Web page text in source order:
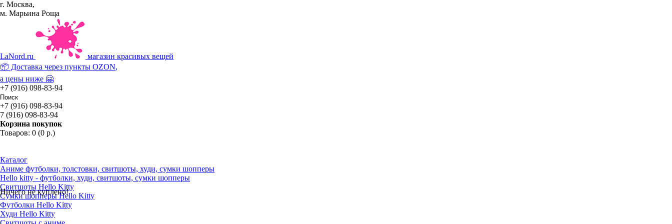
г. Москва,
м. Марьина Роща
LaNord.ru
магазин красивых вещей
📦 Доставка через пункты OZON,
а цены ниже 🤗
+7 (916) 098-83-94
+7 (916) 098-83-94
7 (916) 098-83-94
Корзина покупок
Товаров: 0 (0 р.)
Ничего не куплено!
Каталог
Аниме футболки, толстовки, свитшоты, худи, сумки шопперы
Hello kitty - футболки, худи, свитшоты, сумки шопперы
Свитшоты Hello Kitty
Сумки шопперы Hello Kitty
Футболки Hello Kitty
Худи Hello Kitty